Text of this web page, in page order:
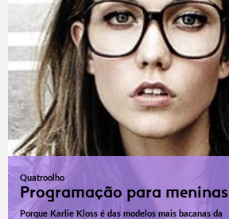
Quatroolho
Programação para meninas
Porque Karlie Kloss é das modelos mais bacanas da